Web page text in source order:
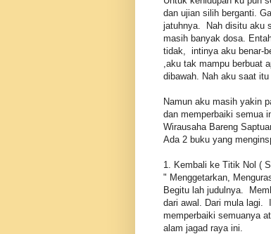
dan ujian silih berganti.
jatuhnya. Nah disitu aku
masih banyak dosa.
tidak, intinya aku benar-
,aku tak mampu berbuat
dibawah. Nah aku saat
Namun aku masih yakin
dan memperbaiki semua
Wirausaha Bareng
Ada 2 buku yang
1. Kembali ke Titik Nol (
" Menggetarkan,
Begitu lah judulnya.
dari awal. Dari mula lagi.
memperbaiki semuanya
alam jagad raya ini.